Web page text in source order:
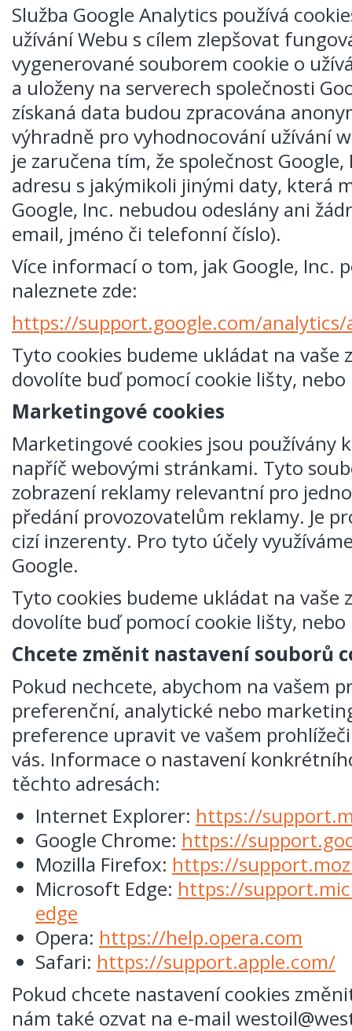
Služba Google Analytics používá
užívání Webu s cílem zlepšovat
vygenerované souborem cookie o
a uloženy na serverech společnosti
získaná data budou zpracována
výhradně pro vyhodnocování užívání
je zaručena tím, že společnost
adresu s jakýmikoli jinými daty, která
Google, Inc. nebudou odeslány ani
email, jméno či telefonní číslo).
Více informací o tom, jak Google, Inc.
naleznete zde:
https://support.google.com/analytics/
Tyto cookies budeme ukládat na vaše
dovolíte buď pomocí cookie lišty,
Marketingové cookies
Marketingové cookies jsou používány
napříč webovými stránkami. Tyto
zobrazení reklamy relevantní pro
předání provozovatelům reklamy. Je
cizí inzerenty. Pro tyto účely
Google.
Tyto cookies budeme ukládat na vaše
dovolíte buď pomocí cookie lišty,
Chcete změnit nastavení souborů
Pokud nechcete, abychom na vašem
preferenční, analytické nebo
preference upravit ve vašem
vás. Informace o nastavení
těchto adresách:
Internet Explorer: https://
Google Chrome: https://
Mozilla Firefox: https://
Microsoft Edge: https://
edge
Opera: https://help.opera.com
Safari: https://support.apple.com/
Pokud chcete nastavení cookies
nám také ozvat na e-mail